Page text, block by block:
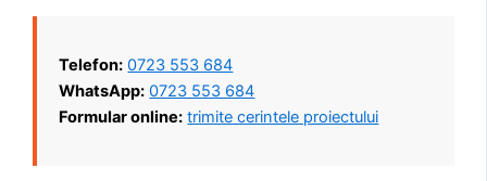
Telefon: 0723 553 684
WhatsApp: 0723 553 684
Formular online: trimite cerintele proiectului